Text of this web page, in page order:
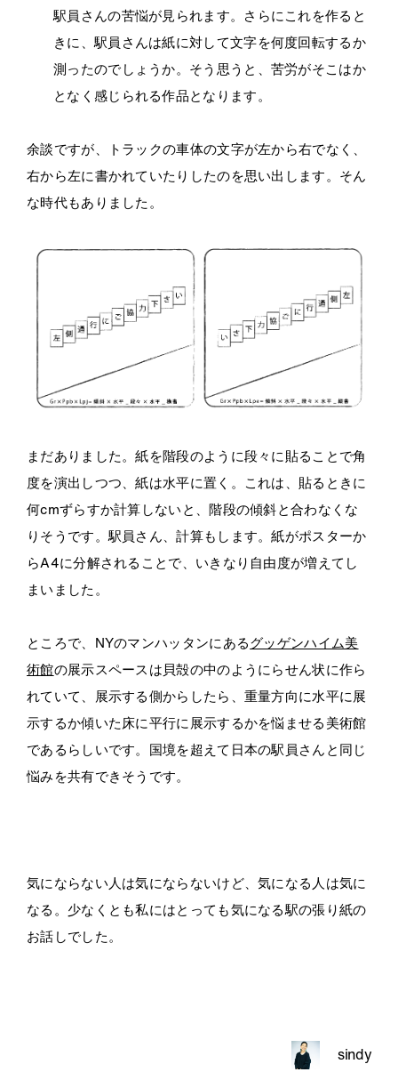
駅員さんの苦悩が見られます。さらにこれを作ると
きに、駅員さんは紙に対して文字を何度回転するか
測ったのでしょうか。そう思うと、苦労がそこはか
となく感じられる作品となります。
余談ですが、トラックの車体の文字が左から右でなく、
右から左に書かれていたりしたのを思い出します。そん
な時代もありました。
まだありました。紙を階段のように段々に貼ることで角
度を演出しつつ、紙は水平に置く。これは、貼るときに
何cmずらすか計算しないと、階段の傾斜と合わなくな
りそうです。駅員さん、計算もします。紙がポスターか
らA4に分解されることで、いきなり自由度が増えてし
まいました。
ところで、NYのマンハッタンにあるグッゲンハイム美
術館の展示スペースは貝殻の中のようにらせん状に作ら
れていて、展示する側からしたら、重量方向に水平に展
示するか傾いた床に平行に展示するかを悩ませる美術館
であるらしいです。国境を超えて日本の駅員さんと同じ
悩みを共有できそうです。
気にならない人は気にならないけど、気になる人は気に
なる。少なくとも私にはとっても気になる駅の張り紙の
お話しでした。
sindy